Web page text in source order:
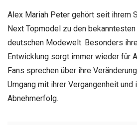
Alex Mariah Peter gehört seit ihrem
Next Topmodel zu den
deutschen Modewelt. Besonders
Entwicklung sorgt immer wieder für
Fans sprechen über ihre
Umgang mit ihrer Vergangenheit und
Abnehmerfolg.